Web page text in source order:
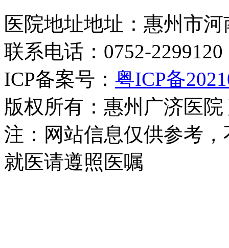
医院地址地址：惠州市
联系电话：0752-2299120
ICP备案号： 粤ICP备
版权所有：惠州广济医
注：网站信息仅供参考
就医请遵照医嘱